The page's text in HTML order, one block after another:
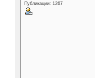
Публикации: 1267